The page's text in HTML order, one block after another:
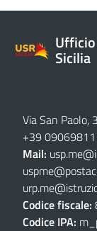
Sicilia
Via San Paolo,
+39
Mail:
Codice fiscale:
Codice IPA: